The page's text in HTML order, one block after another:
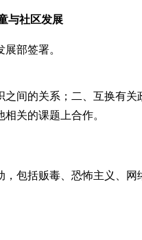
与社区发展
部签署。
间的关系；二、互换有
关的课题上合作。
包括贩毒、恐怖主义、